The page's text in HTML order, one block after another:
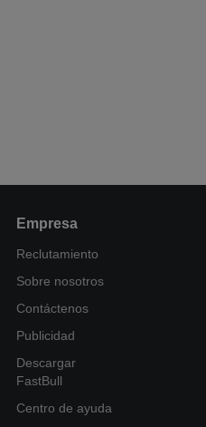
Empresa
Reclutamiento
Sobre nosotros
Contáctenos
Publicidad
Descargar
FastBull
Centro de ayuda